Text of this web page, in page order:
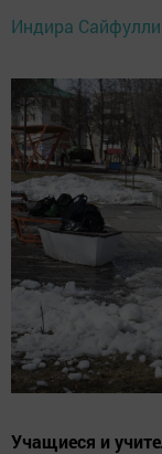
Индира
Учащиеся и